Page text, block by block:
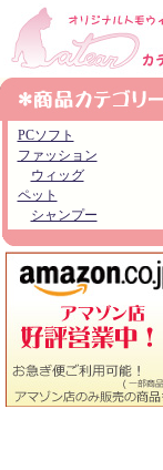
PCソフト
ファッション
ウィッグ
ペット
シャンプー